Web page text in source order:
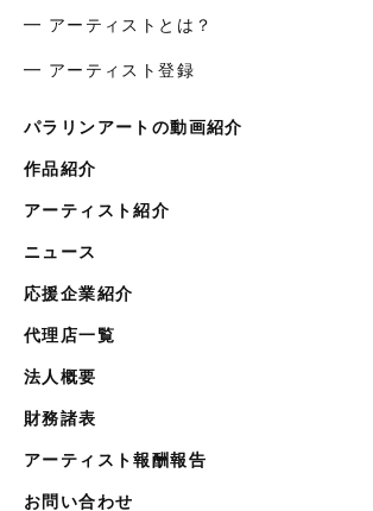
━ アーティストとは？
━ アーティスト登録
パラリンアートの動画紹介
作品紹介
アーティスト紹介
ニュース
応援企業紹介
代理店一覧
法人概要
財務諸表
アーティスト報酬報告
お問い合わせ